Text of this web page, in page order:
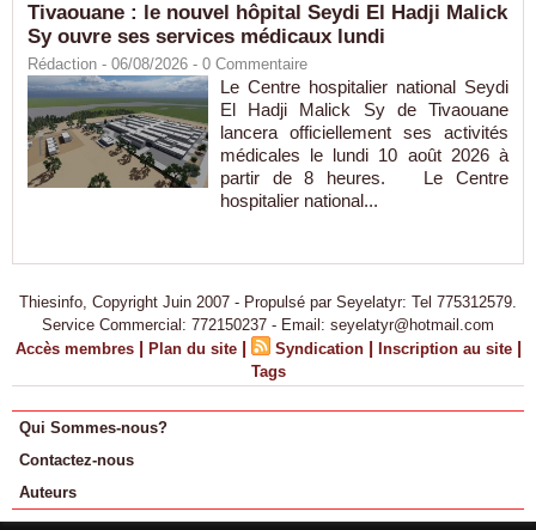
Tivaouane : le nouvel hôpital Seydi El Hadji Malick
Sy ouvre ses services médicaux lundi
Rédaction - 06/08/2026 - 0 Commentaire
Le Centre hospitalier national Seydi
El Hadji Malick Sy de Tivaouane
lancera officiellement ses activités
médicales le lundi 10 août 2026 à
partir de 8 heures. Le Centre
hospitalier national...
Thiesinfo, Copyright Juin 2007 - Propulsé par Seyelatyr: Tel 775312579.
Service Commercial: 772150237 - Email: seyelatyr@hotmail.com
Accès membres | Plan du site | Syndication | Inscription au site |
Tags
Qui Sommes-nous?
Contactez-nous
Auteurs